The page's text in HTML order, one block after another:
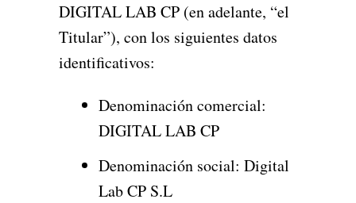
DIGITAL LAB CP (en adelante, “el
Titular”), con los siguientes datos
identificativos:
Denominación comercial:
DIGITAL LAB CP
Denominación social: Digital
Lab CP S.L